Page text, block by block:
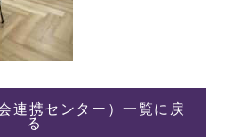
連携センター）一覧に戻
る